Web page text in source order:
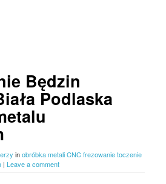
Będzin
Podlaska
inobróbka metali CNC frezowanie toczenie
| Leave a comment